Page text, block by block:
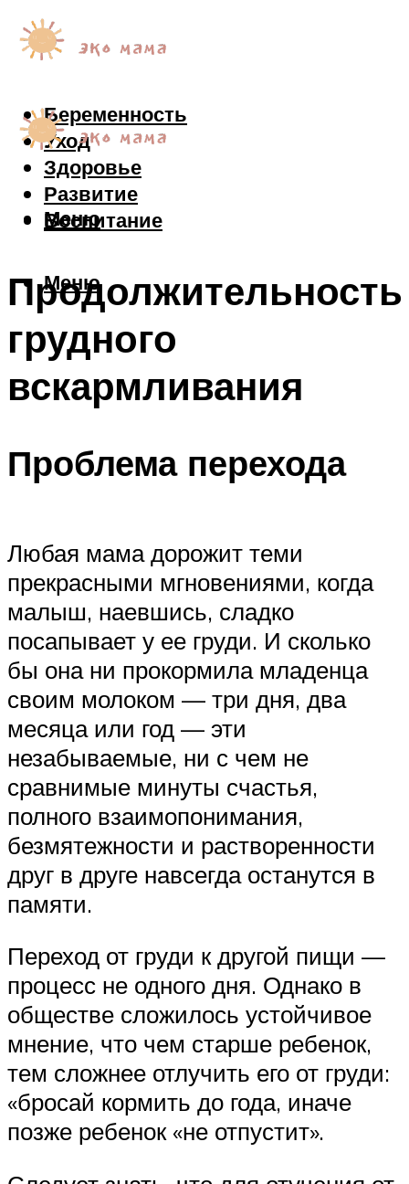
Беременность
Уход
Здоровье
Развитие
Воспитание
Меню
Меню
Продолжительность
грудного
вскармливания
Проблема перехода
Любая мама дорожит теми
прекрасными мгновениями, когда
малыш, наевшись, сладко
посапывает у ее груди. И сколько
бы она ни прокормила младенца
своим молоком — три дня, два
месяца или год — эти
незабываемые, ни с чем не
сравнимые минуты счастья,
полного взаимопонимания,
безмятежности и растворенности
друг в друге навсегда останутся в
памяти.
Переход от груди к другой пищи —
процесс не одного дня. Однако в
обществе сложилось устойчивое
мнение, что чем старше ребенок,
тем сложнее отлучить его от груди:
«бросай кормить до года, иначе
позже ребенок «не отпустит».